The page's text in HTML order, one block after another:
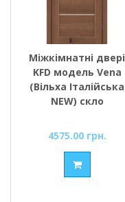
Міжкімнатні двері
KFD модель Vena
(Вільха Італійська
NEW) скло
скло
4575.00 грн.